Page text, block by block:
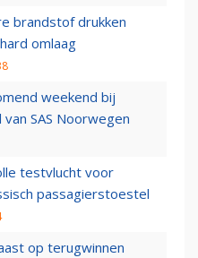
brandstof drukken
omlaag
weekend bij
SAS Noorwegen
testvlucht voor
passagierstoestel
op terugwinnen